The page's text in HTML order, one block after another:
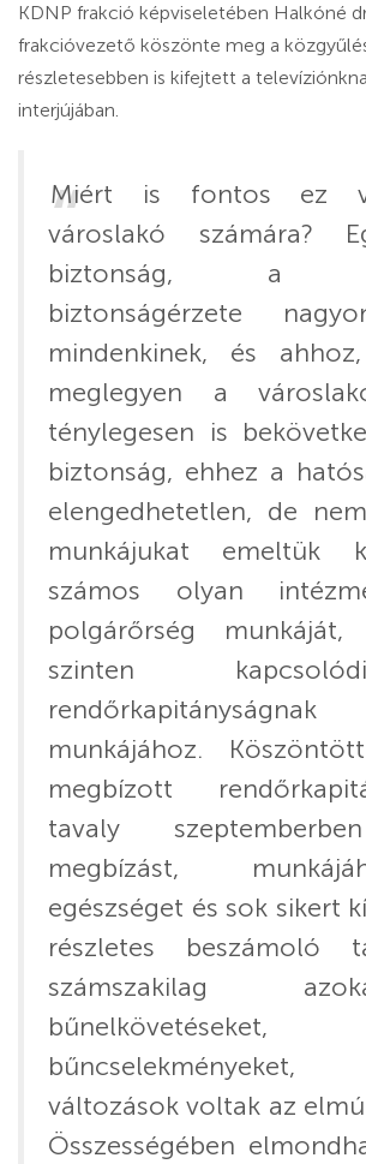
KDNP frakció képviseletében Halkóné
frakcióvezető köszönte meg a
részletesebben is kifejtett a
interjújában.
Miért is fontos ez
városlakó számára?
biztonság, a
biztonságérzete
mindenkinek, és
meglegyen a
ténylegesen is
biztonság, ehhez a
elengedhetetlen, de
munkájukat emeltük
számos olyan
polgárőrség
szinten
munkájához.
megbízott
tavaly
megbízást,
egészséget és sok sikert
részletes beszámoló
számszakilag
bűnelkövetéseket,
változások voltak az
Összességében